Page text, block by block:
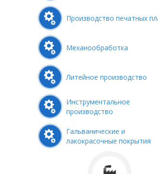
Производство печатных
Механообработка
Литейное производство
Инструментальное
производство
Гальванические и
лакокрасочные покрытия